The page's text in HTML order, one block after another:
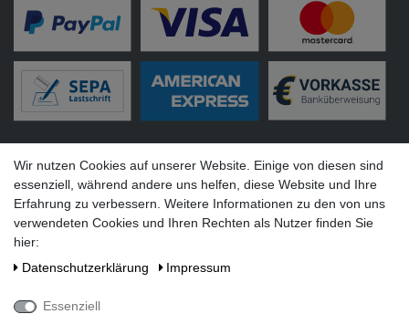
Social Media
Wir nutzen Cookies auf unserer Website. Einige von diesen sind
essenziell, während andere uns helfen, diese Website und Ihre
Erfahrung zu verbessern. Weitere Informationen zu den von uns
verwendeten Cookies und Ihren Rechten als Nutzer finden Sie
hier:
Daten­schutz­erklärung
Impressum
Essenziell